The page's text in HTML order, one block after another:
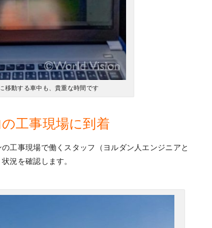
移動する車中も、貴重な時間です
工事現場に到着
工事現場で働くスタッフ（ヨルダン人エンジニアと
況を確認します。